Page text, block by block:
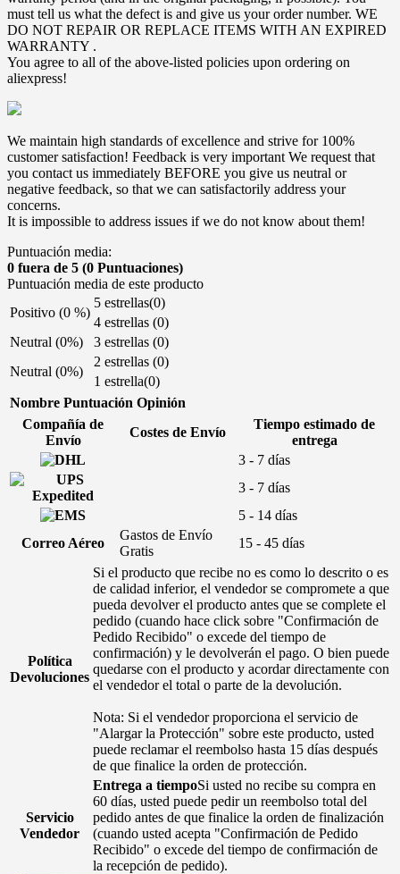
must tell us what the defect is and give us your order number. WE
DO NOT REPAIR OR REPLACE ITEMS WITH AN EXPIRED
WARRANTY .
You agree to all of the above-listed policies upon ordering on
aliexpress!
We maintain high standards of excellence and strive for 100%
customer satisfaction! Feedback is very important We request that
you contact us immediately BEFORE you give us neutral or
negative feedback, so that we can satisfactorily address your
concerns.
It is impossible to address issues if we do not know about them!
Puntuación media:
0 fuera de 5 (0 Puntuaciones)
Puntuación media de este producto
Positivo (0 %)
5 estrellas(0)
4 estrellas (0)
Neutral (0%)
3 estrellas (0)
Neutral (0%)
2 estrellas (0)
1 estrella(0)
Nombre Puntuación Opinión
Compañía de
Envío
Costes de Envío
Tiempo estimado de
entrega
3 - 7 días
3 - 7 días
5 - 14 días
Correo Aéreo
Gastos de Envío
Gratis
15 - 45 días
Política
Devoluciones
Si el producto que recibe no es como lo descrito o es
de calidad inferior, el vendedor se compromete a que
pueda devolver el producto antes que se complete el
pedido (cuando hace click sobre "Confirmación de
Pedido Recibido" o excede del tiempo de
confirmación) y le devolverán el pago. O bien puede
quedarse con el producto y acordar directamente con
el vendedor el total o parte de la devolución.
Nota: Si el vendedor proporciona el servicio de
"Alargar la Protección" sobre este producto, usted
puede reclamar el reembolso hasta 15 días después
de que finalice la orden de protección.
Servicio
Vendedor
Entrega a tiempoSi usted no recibe su compra en
60 días, usted puede pedir un reembolso total del
pedido antes de que finalice la orden de finalización
(cuando usted acepta "Confirmación de Pedido
Recibido" o excede del tiempo de confirmación de
la recepción de pedido).